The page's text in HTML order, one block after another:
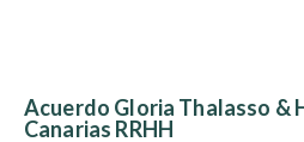
Acuerdo Gloria Thalasso &
Canarias RRHH